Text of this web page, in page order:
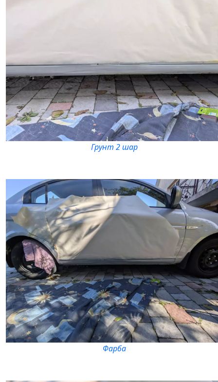
Грунт 2 шар
Фарба